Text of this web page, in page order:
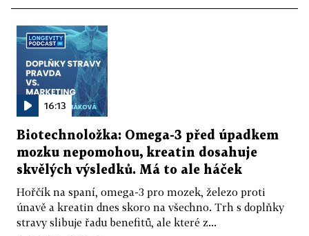
16:13
Biotechnoložka: Omega-3 před úpadkem
mozku nepomohou, kreatin dosahuje
skvělých výsledků. Má to ale háček
Hořčík na spaní, omega-3 pro mozek, železo proti
únavě a kreatin dnes skoro na všechno. Trh s doplňky
stravy slibuje řadu benefitů, ale které z...